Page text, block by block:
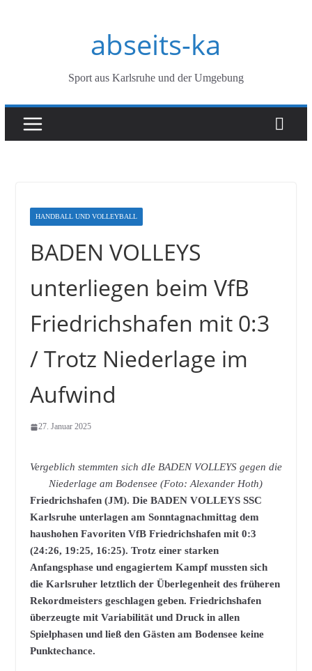
abseits-ka
Sport aus Karlsruhe und der Umgebung
HANDBALL UND VOLLEYBALL
BADEN VOLLEYS
unterliegen beim VfB
Friedrichshafen mit 0:3
/ Trotz Niederlage im
Aufwind
27. Januar 2025
Vergeblich stemmten sich dIe BADEN VOLLEYS gegen die
Niederlage am Bodensee (Foto: Alexander Hoth)
Friedrichshafen (JM). Die BADEN VOLLEYS SSC
Karlsruhe unterlagen am Sonntagnachmittag dem
haushohen Favoriten VfB Friedrichshafen mit 0:3
(24:26, 19:25, 16:25). Trotz einer starken
Anfangsphase und engagiertem Kampf mussten sich
die Karlsruher letztlich der Überlegenheit des früheren
Rekordmeisters geschlagen geben. Friedrichshafen
überzeugte mit Variabilität und Druck in allen
Spielphasen und ließ den Gästen am Bodensee keine
Punktechance.